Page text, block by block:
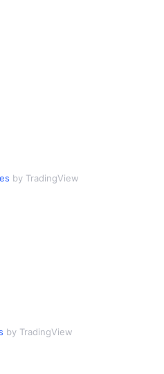
by TradingView
by TradingView